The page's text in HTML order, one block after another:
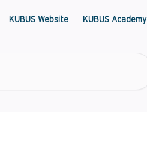
KUBUS Website KUBUS Academy